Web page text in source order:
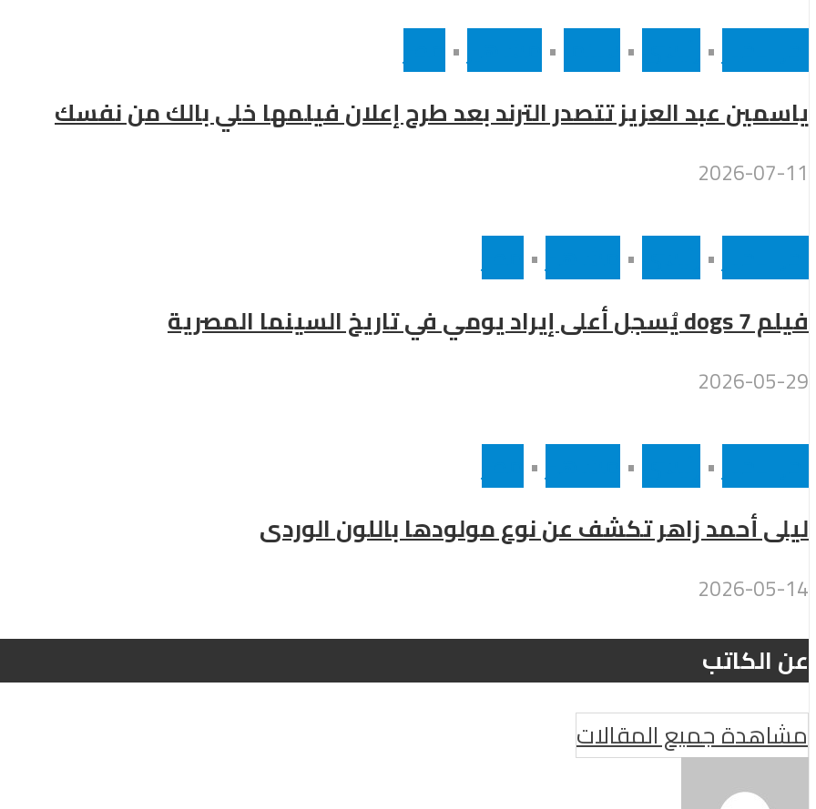
•
•
•
•
ياسمين عبد العزيز تتصدر الترند بعد طرح إعلان فيلمها خلي بالك من نفسك
2026-07-11
•
•
•
فيلم 7 dogs يُسجل أعلى إيراد يومي في تاريخ السينما المصرية
2026-05-29
•
•
•
ليلى أحمد زاهر تكشف عن نوع مولودها باللون الوردى
2026-05-14
عن الكاتب
مشاهدة جميع المقالات